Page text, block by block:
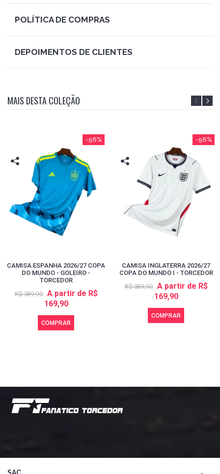
POLÍTICA DE COMPRAS
DEPOIMENTOS DE CLIENTES
MAIS DESTA COLEÇÃO
-56%
CAMISA ESPANHA 2026/27 COPA
DO MUNDO - GOLEIRO -
TORCEDOR
R$ 389,90
A partir de R$
169,90
COMPRAR
-56%
CAMISA INGLATERRA 2026/27
COPA DO MUNDO I - TORCEDOR
R$ 389,90
A partir de R$
169,90
COMPRAR